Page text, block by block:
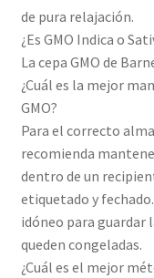
de pura relajación.
¿Es GMO Indica o
La cepa GMO de
¿Cuál es la mejor
GMO?
Para el correcto
recomienda
dentro de un
etiquetado y
idóneo para guardar
queden congeladas.
¿Cuál es el mejor